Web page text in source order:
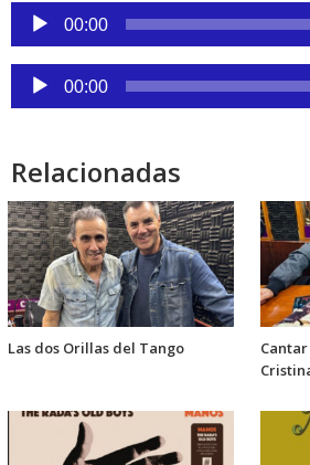
Reproductor
de
audio
00:00
Reproductor
de
00:00
Relacionadas
Las dos Orillas del Tango